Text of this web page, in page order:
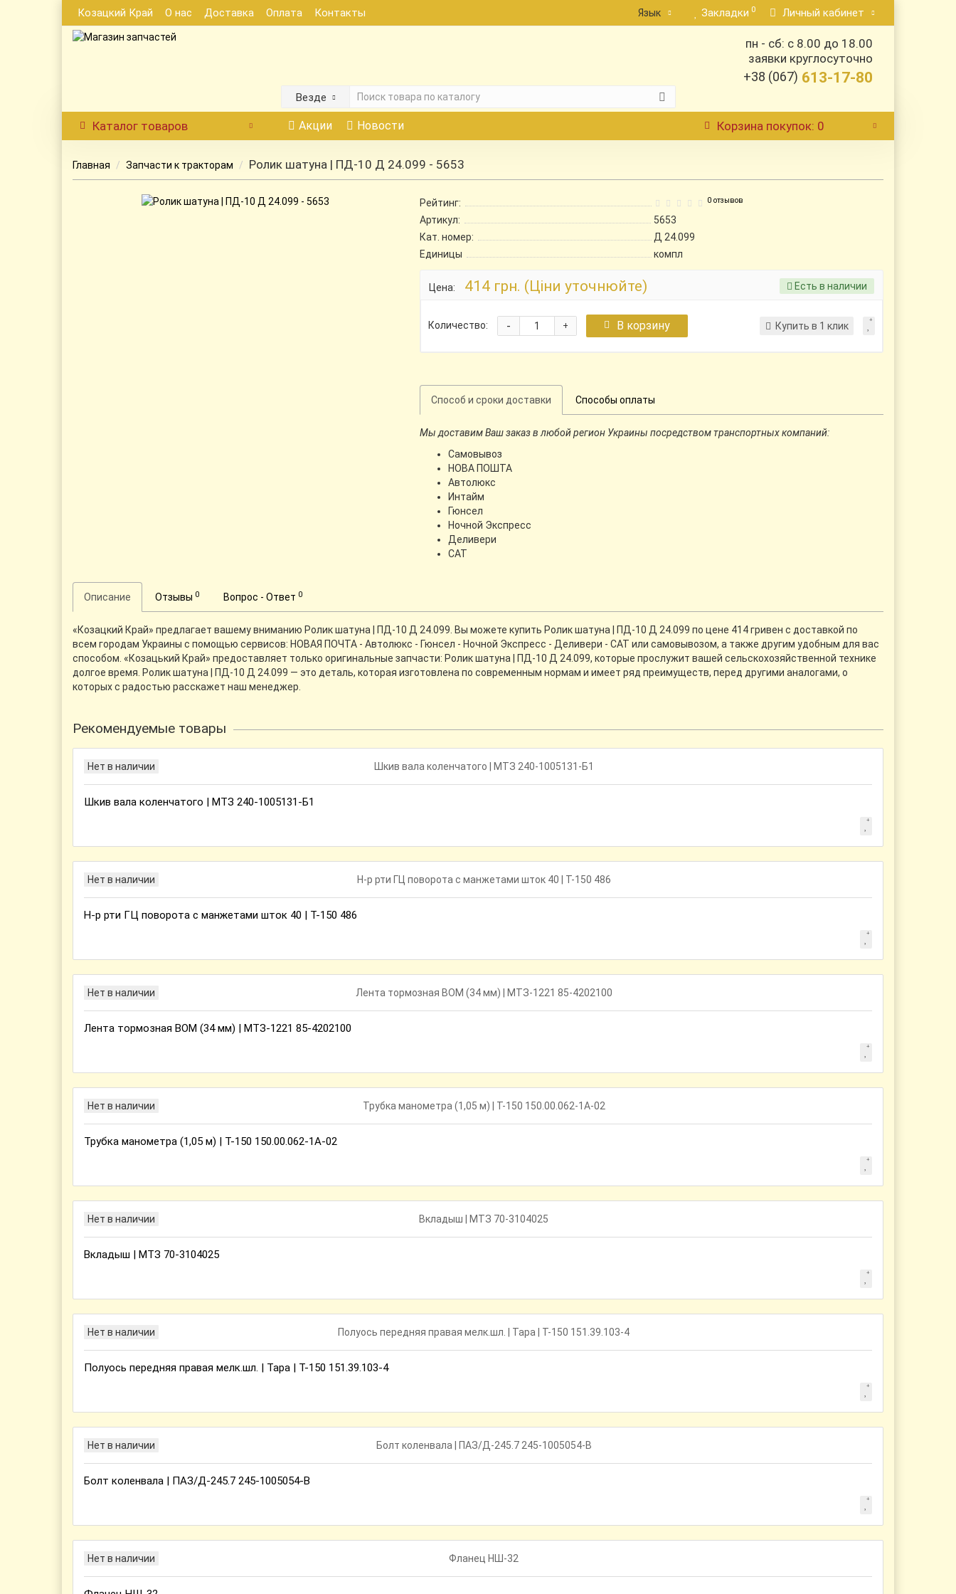
Козацкий Край О нас Доставка Оплата Контакты Язык Закладки 0 Личный кабинет
Везде
пн - сб: с 8.00 до 18.00
заявки круглосуточно
+38 (067) 613-17-80
Каталог товаров Акции Новости Корзинапокупок: 0
Главная Запчасти к тракторам Ролик шатуна | ПД-10 Д 24.099 - 5653
Рейтинг: 0 отзывов
Артикул:
5653
Кат. номер:
Д 24.099
Единицы
компл
Цена: 414 грн. (Ціни уточнюйте) Есть в наличии
Количество: +
- В корзину Купить в 1 клик
Способ и сроки доставки Способы оплаты
Мы доставим Ваш заказ в любой регион Украины посредством транспортных компаний:
Самовывоз
НОВА ПОШТА
Автолюкс
Интайм
Гюнсел
Ночной Экспресс
Деливери
CАТ
Описание Отзывы 0 Вопрос - Ответ 0
«Козацкий Край» предлагает вашему вниманию Ролик шатуна | ПД-10 Д 24.099. Вы можете купить Ролик шатуна | ПД-10 Д 24.099 по цене 414 гривен с доставкой по
всем городам Украины с помощью сервисов: НОВАЯ ПОЧТА - Автолюкс - Гюнсел - Ночной Экспресс - Деливери - CАТ или самовывозом, а также другим удобным для вас
способом. «Козацький Край» предоставляет только оригинальные запчасти: Ролик шатуна | ПД-10 Д 24.099, которые прослужит вашей сельскохозяйственной технике
долгое время. Ролик шатуна | ПД-10 Д 24.099 — это деталь, которая изготовлена по современным нормам и имеет ряд преимуществ, перед другими аналогами, о
которых с радостью расскажет наш менеджер.
Рекомендуемые товары
Нет в наличии
Шкив вала коленчатого | МТЗ 240-1005131-Б1
Нет в наличии
Н-р рти ГЦ поворота с манжетами шток 40 | Т-150 486
Нет в наличии
Лента тормозная ВОМ (34 мм) | МТЗ-1221 85-4202100
Нет в наличии
Трубка манометра (1,05 м) | Т-150 150.00.062-1А-02
Нет в наличии
Вкладыш | МТЗ 70-3104025
Нет в наличии
Полуось передняя правая мелк.шл. | Тара | Т-150 151.39.103-4
Нет в наличии
Болт коленвала | ПАЗ/Д-245.7 245-1005054-В
Нет в наличии